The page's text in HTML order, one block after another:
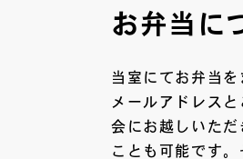
お弁当に
当室にてお弁当
メールアドレス
会にお越しいた
ことも可能です